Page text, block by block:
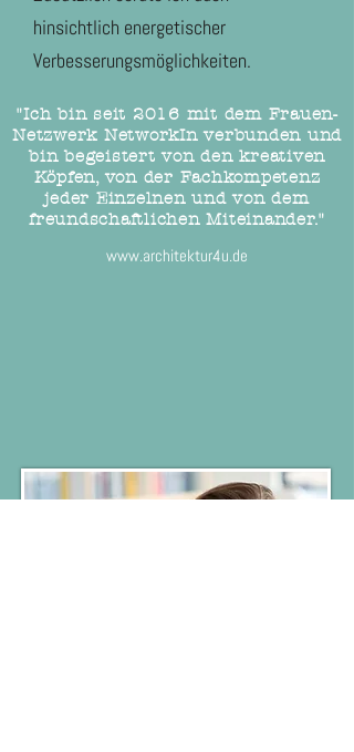
hinsichtlich energetischer
Verbesserungsmöglichkeiten.
"Ich bin seit 2016 mit dem Frauen-
Netzwerk NetworkIn verbunden und
bin begeistert von den kreativen
Köpfen, von der Fachkompetenz
jeder Einzelnen und von dem
freundschaftlichen Miteinander."
www.architektur4u.de